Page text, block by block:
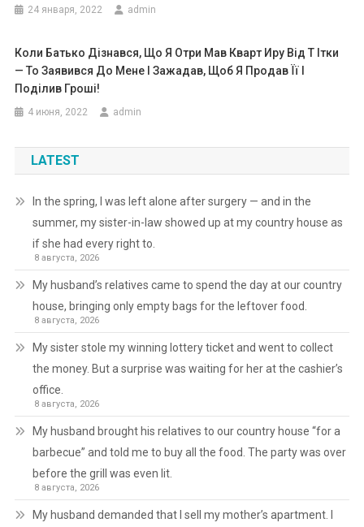
24 января, 2022 admin
Коли Батько Дізнався, Що Я Отри Мав Кварт Иру Від Т Ітки
— То Заявився До Мене І Зажадав, Щоб Я Продав Її І
Поділив Гроші!
4 июня, 2022 admin
LATEST
In the spring, I was left alone after surgery — and in the
summer, my sister-in-law showed up at my country house as
if she had every right to.
8 августа, 2026
My husband’s relatives came to spend the day at our country
house, bringing only empty bags for the leftover food.
8 августа, 2026
My sister stole my winning lottery ticket and went to collect
the money. But a surprise was waiting for her at the cashier’s
office.
8 августа, 2026
My husband brought his relatives to our country house “for a
barbecue” and told me to buy all the food. The party was over
before the grill was even lit.
8 августа, 2026
My husband demanded that I sell my mother’s apartment. I